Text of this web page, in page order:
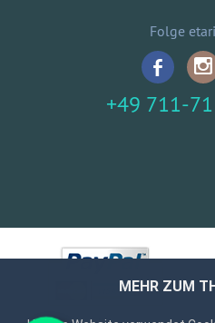
Folge
+49 711-
MEHR ZUM